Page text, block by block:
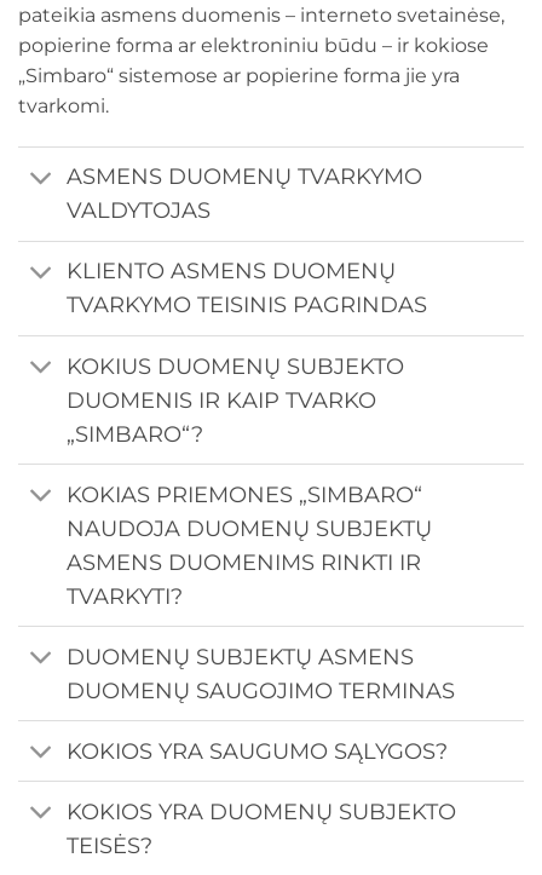
pateikia asmens duomenis – interneto svetainėse,
popierine forma ar elektroniniu būdu – ir kokiose
„Simbaro“ sistemose ar popierine forma jie yra
tvarkomi.
ASMENS DUOMENŲ TVARKYMO
VALDYTOJAS
KLIENTO ASMENS DUOMENŲ
TVARKYMO TEISINIS PAGRINDAS
KOKIUS DUOMENŲ SUBJEKTO
DUOMENIS IR KAIP TVARKO
„SIMBARO“?
KOKIAS PRIEMONES „SIMBARO“
NAUDOJA DUOMENŲ SUBJEKTŲ
ASMENS DUOMENIMS RINKTI IR
TVARKYTI?
DUOMENŲ SUBJEKTŲ ASMENS
DUOMENŲ SAUGOJIMO TERMINAS
KOKIOS YRA SAUGUMO SĄLYGOS?
KOKIOS YRA DUOMENŲ SUBJEKTO
TEISĖS?